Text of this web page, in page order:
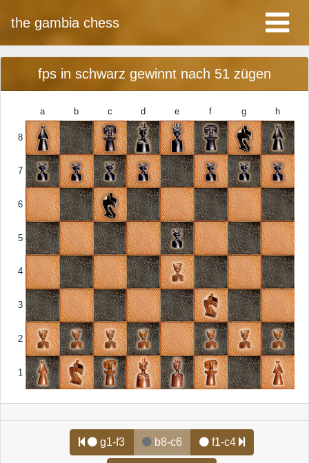
the gambia chess
fps in schwarz gewinnt nach 51 zügen
a b c d e f g h
8
7
6
5
4
3
2
1
g1-f3 b8-c6 f1-c4